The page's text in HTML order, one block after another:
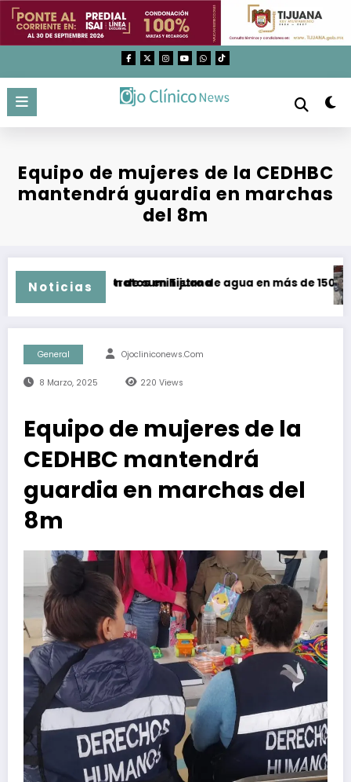
Saltar
contenido
Equipo de mujeres de la CEDHBC
mantendrá guardia en marchas
del 8m
Noticias
y malos tratos en Tijuana
Recuperación de suministro de agua en más de 150
General Ojocliniconews.com
8 Marzo, 2025 220 Views
Equipo de mujeres de la
CEDHBC mantendrá
guardia en marchas del
8m